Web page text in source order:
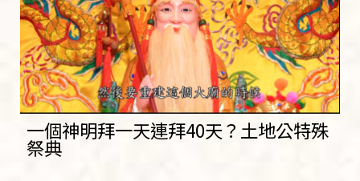
一個神明拜一天連拜40天？土地公特殊
祭典